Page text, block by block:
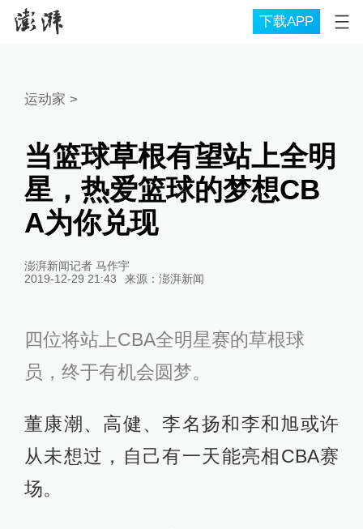
下载APP
运动家 >
当篮球草根有望站上全明
星，热爱篮球的梦想CB
A为你兑现
澎湃新闻记者 马作宇
2019-12-29 21:43
来源： 澎湃新闻
四位将站上CBA全明星赛的草根球
员，终于有机会圆梦。
董康潮、高健、李名扬和李和旭或许
从未想过，自己有一天能亮相CBA赛
场。